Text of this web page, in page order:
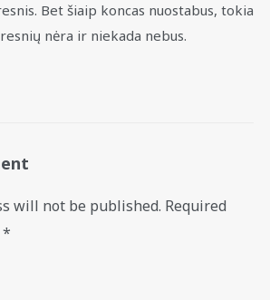
Bet šiaip koncas nuostabus, tokia
nėra ir niekada nebus.
will not be published. Required
*